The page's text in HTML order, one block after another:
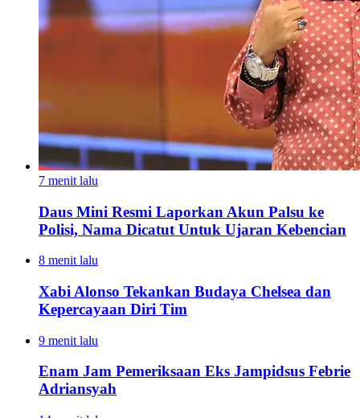
7 menit lalu
Daus Mini Resmi Laporkan Akun Palsu ke
Polisi, Nama Dicatut Untuk Ujaran Kebencian
8 menit lalu
Xabi Alonso Tekankan Budaya Chelsea dan
Kepercayaan Diri Tim
9 menit lalu
Enam Jam Pemeriksaan Eks Jampidsus Febrie
Adriansyah